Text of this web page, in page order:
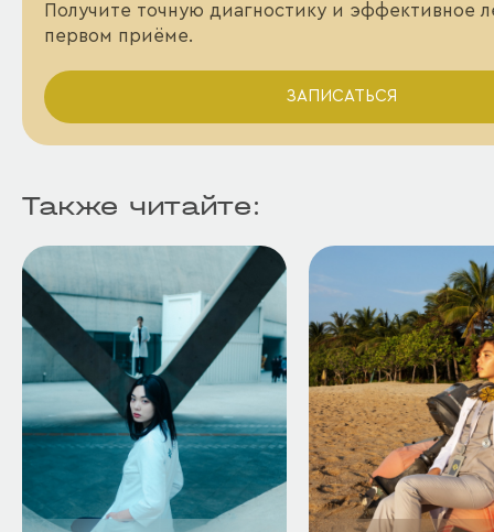
Получите точную диагностику и эффективное
первом приёме.
ЗАПИСАТЬСЯ
Также читайте: